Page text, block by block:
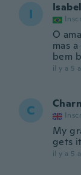
I
O
mas
bem
il y a 5
C
My
gets
il y a 5